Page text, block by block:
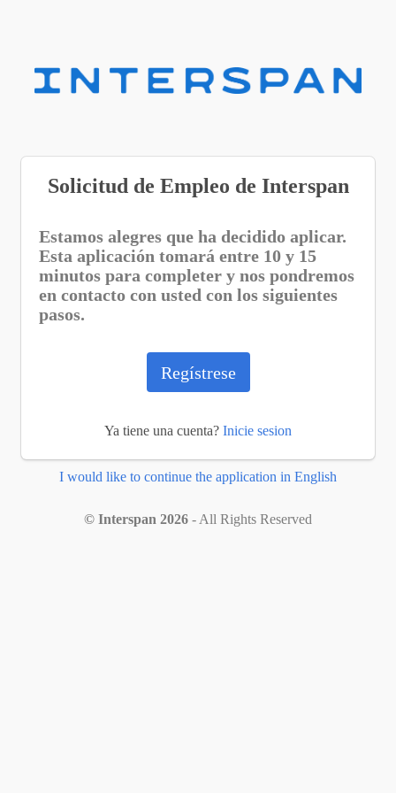
Solicitud de Empleo de Interspan
Estamos alegres que ha decidido aplicar.
Esta aplicación tomará entre 10 y 15
minutos para completer y nos pondremos
en contacto con usted con los siguientes
pasos.
Regístrese
Ya tiene una cuenta? Inicie sesion
I would like to continue the application in English
© Interspan 2026 - All Rights Reserved